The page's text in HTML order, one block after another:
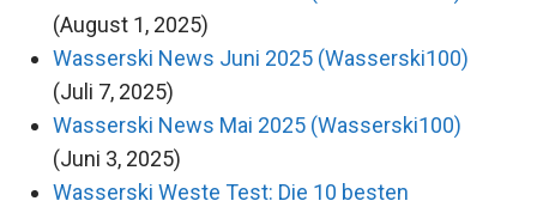
(August 1, 2025)
Wasserski News Juni 2025 (Wasserski100)
(Juli 7, 2025)
Wasserski News Mai 2025 (Wasserski100)
(Juni 3, 2025)
Wasserski Weste Test: Die 10 besten